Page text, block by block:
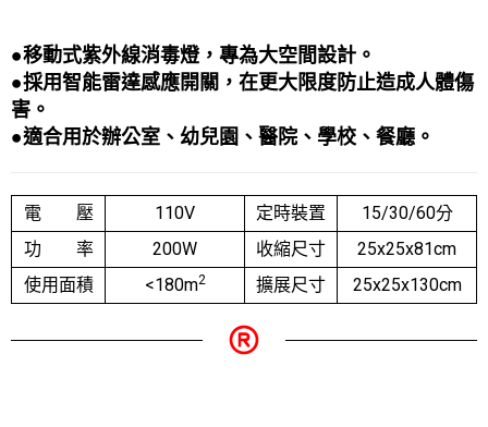
●移動式紫外線消毒燈，專為大空間設計 。
●採用智能雷達感應開關，在更大限度防止造成人體傷
害。
●適合用於辦公室、幼兒園、醫院、學校、餐廳。
電 壓 110V 定時裝置
15/30/60分
功 率
200W 收縮尺寸
25x25x81cm
使用面積
<180m2 擴展尺寸 25x25x130cm